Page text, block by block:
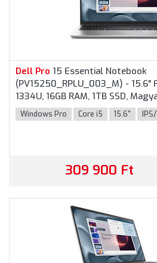
Dell Pro 15 Essential Notebook
(PV15250_RPLU_003_M) - 15.6"
1334U, 16GB RAM, 1TB SSD,
Windows 11Professional, 3 év
színben
Windows Pro Core i5 15.6"
309 900 Ft